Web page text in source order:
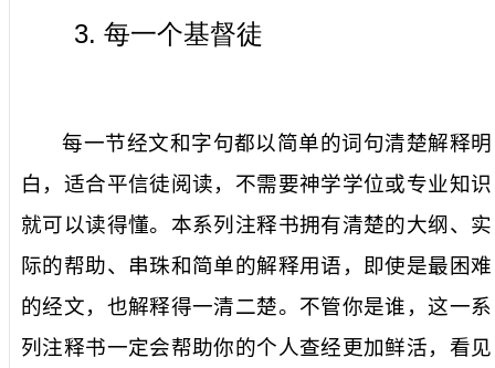
3. 每一个基督徒
每一节经文和字句都以简单的词句清楚解释明
白，适合平信徒阅读，不需要神学学位或专业知识
就可以读得懂。本系列注释书拥有清楚的大纲、实
际的帮助、串珠和简单的解释用语，即使是最困难
的经文，也解释得一清二楚。不管你是谁，这一系
列注释书一定会帮助你的个人查经更加鲜活，看见